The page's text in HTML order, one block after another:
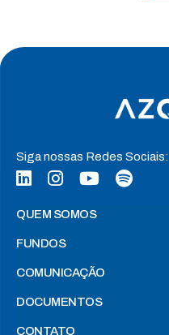
Siga nossas Redes Sociais:
QUEM SOMOS
FUNDOS
COMUNICAÇÃO
DOCUMENTOS
CONTATO